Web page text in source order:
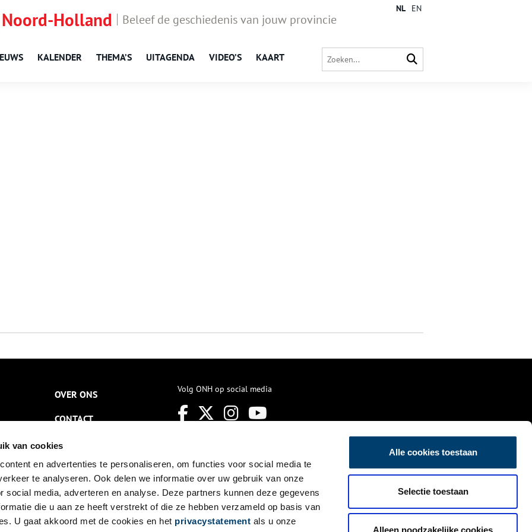
van cookies
en advertenties te personaliseren, om functies voor social media te
te analyseren. Ook delen we informatie over uw gebruik van onze
social media, adverteren en analyse. Deze partners kunnen deze gegevens
die u aan ze heeft verstrekt of die ze hebben verzameld op basis van
U gaat akkoord met de cookies en het privacystatement als u onze
Alle cookies toestaan
Selectie toestaan
Alleen noodzakelijke cookies
Holland Beleef de geschiedenis van jouw provincie
KALENDER THEMA’S UITAGENDA VIDEO’S KAART
NL EN
OVER ONS
CONTACT
NIEUWSBRIEF
DISCLAIMER
PRIVACY
TOEGANKELIJKHEID
Volg ONH op social media